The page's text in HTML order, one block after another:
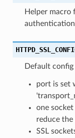
Helper
Default
port is set
one
reduce
SSL